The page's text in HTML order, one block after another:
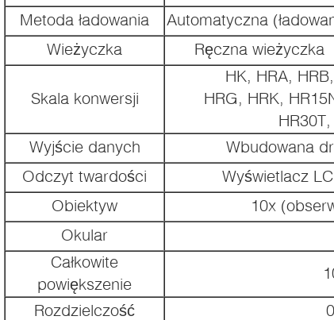
Metoda ładowania
Automatyczna
Wieżyczka
Ręczna wieżyczka
Skala konwersji
HK, HRA,
HRG, HRK,
Wyjście danych
Wbudowana
Odczyt twardości
Wyświetlacz
Obiektyw
10x
Okular
Całkowite
powiększenie
Rozdzielczość